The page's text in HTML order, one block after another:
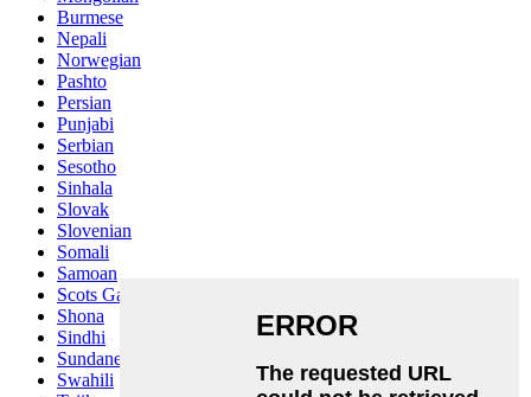
Burmese
Nepali
Norwegian
Pashto
Persian
Punjabi
Serbian
Sesotho
Sinhala
Slovak
Slovenian
Somali
Samoan
Scots Gaelic
Shona
Sindhi
Sundanese
Swahili